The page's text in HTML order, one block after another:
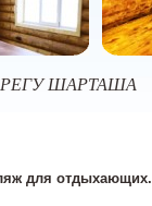
ШАРТАША
для отдыхающих.